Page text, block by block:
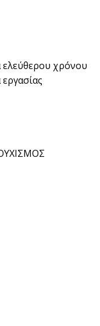
ελεύθερου χρόνου